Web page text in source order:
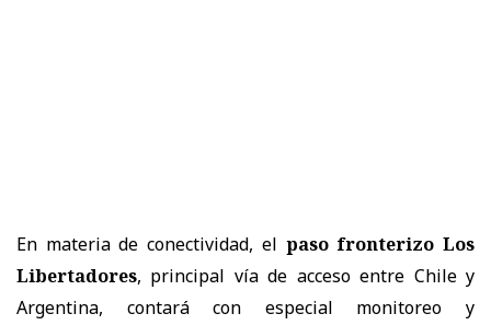
En materia de conectividad, el paso fronterizo Los
Libertadores, principal vía de acceso entre Chile y
Argentina, contará con especial monitoreo y